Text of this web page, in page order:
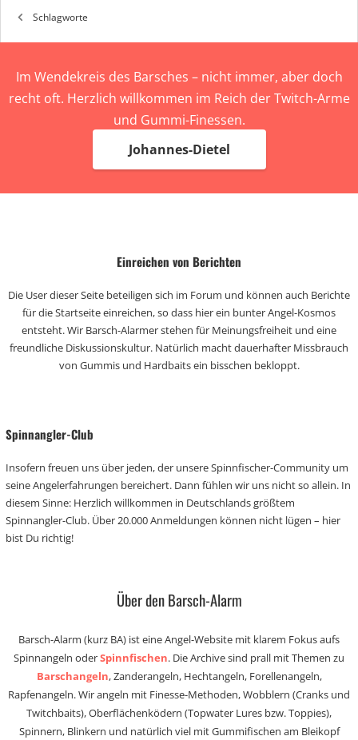
Schlagworte
Im Wendekreis des Barsches – nicht immer, aber doch
recht oft. Herzlich willkommen im Reich der Twitch-Arme
und Gummi-Finessen.
Johannes-Dietel
Einreichen von Berichten
Die User dieser Seite beteiligen sich im Forum und können auch Berichte
für die Startseite einreichen, so dass hier ein bunter Angel-Kosmos
entsteht. Wir Barsch-Alarmer stehen für Meinungsfreiheit und eine
freundliche Diskussionskultur. Natürlich macht dauerhafter Missbrauch
von Gummis und Hardbaits ein bisschen bekloppt.
Spinnangler-Club
Insofern freuen uns über jeden, der unsere Spinnfischer-Community um
seine Angelerfahrungen bereichert. Dann fühlen wir uns nicht so allein. In
diesem Sinne: Herzlich willkommen in Deutschlands größtem
Spinnangler-Club. Über 20.000 Anmeldungen können nicht lügen – hier
bist Du richtig!
Über den Barsch-Alarm
Barsch-Alarm (kurz BA) ist eine Angel-Website mit klarem Fokus aufs
Spinnangeln oderSpinnfischen. Die Archive sind prall mit Themen zu
Barschangeln, Zanderangeln, Hechtangeln, Forellenangeln,
Rapfenangeln. Wir angeln mit Finesse-Methoden, Wobblern (Cranks und
Twitchbaits), Oberflächenködern (Topwater Lures bzw. Toppies),
Spinnern, Blinkern und natürlich viel mit Gummifischen am Bleikopf